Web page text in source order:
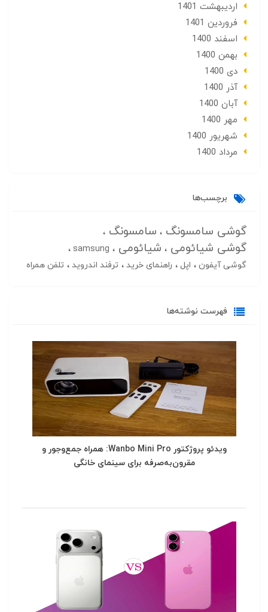
ارديبهشت 1401
فروردین 1401
اسفند 1400
بهمن 1400
دی 1400
آذر 1400
آبان 1400
مهر 1400
شهریور 1400
مرداد 1400
برچسب‌ها
گوشی سامسونگ
سامسونگ
گوشی شیائومی
شیائومی
samsung
گوشی آیفون
اپل راهنمای خرید ترفند اندروید تلفن همراه
فهرست نوشته‌ها
ویدئو پروژکتور Wanbo Mini Pro: همراه جمع‌وجور و
مقرون‌به‌صرفه برای سینمای خانگی